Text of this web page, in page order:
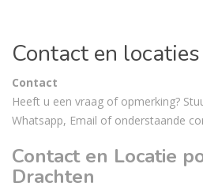
Contact en locaties
Contact
Heeft u een vraag of opmerking?
Whatsapp, Email of onderstaande
Contact en Locatie
Drachten